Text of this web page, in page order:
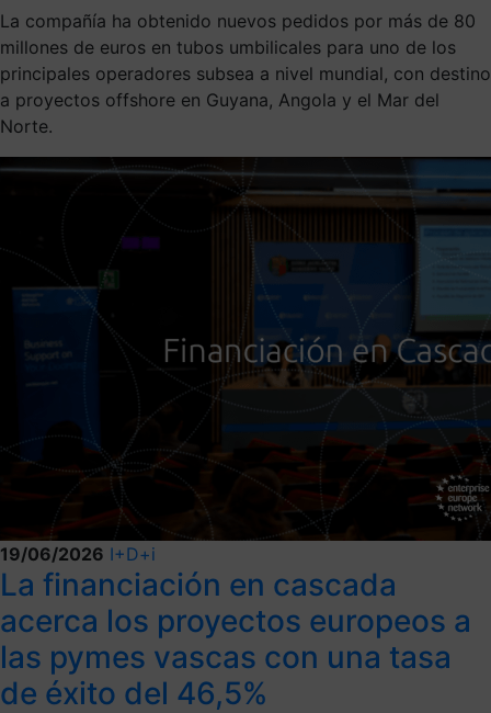
La compañía ha obtenido nuevos pedidos por más de 80
millones de euros en tubos umbilicales para uno de los
principales operadores subsea a nivel mundial, con destino
a proyectos offshore en Guyana, Angola y el Mar del
Norte.
19/06/2026 I+D+i
La financiación en cascada
acerca los proyectos europeos a
las pymes vascas con una tasa
de éxito del 46,5%